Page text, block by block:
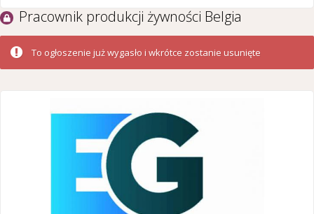
Pracownik produkcji żywności Belgia
To ogłoszenie już wygasło i wkrótce zostanie usunięte